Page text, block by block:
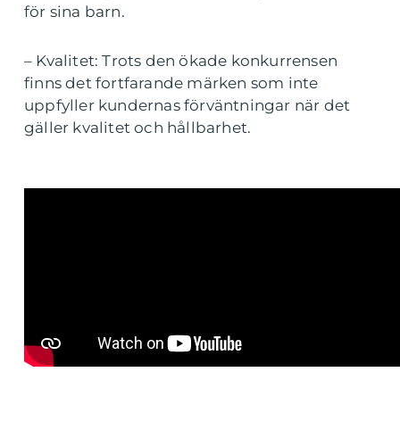
för sina barn.
– Kvalitet: Trots den ökade konkurrensen
finns det fortfarande märken som inte
uppfyller kundernas förväntningar när det
gäller kvalitet och hållbarhet.